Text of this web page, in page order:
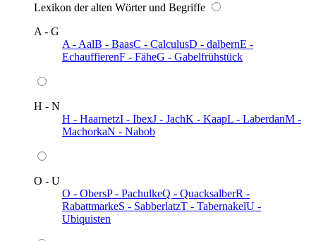
Lexikon der alten Wörter und Begriffe
A - G
A - AalB - BaasC - CalculusD - dalbernE -
EchauffierenF - FäheG - Gabelfrühstück
H - N
H - HaarnetzI - IbexJ - JachK - KaapL - LaberdanM -
MachorkaN - Nabob
O - U
O - ObersP - PachulkeQ - QuacksalberR -
RabattmarkeS - SabberlatzT - TabernakelU -
Ubiquisten